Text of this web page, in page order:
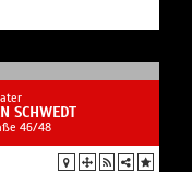
SCHWEDT
46/48